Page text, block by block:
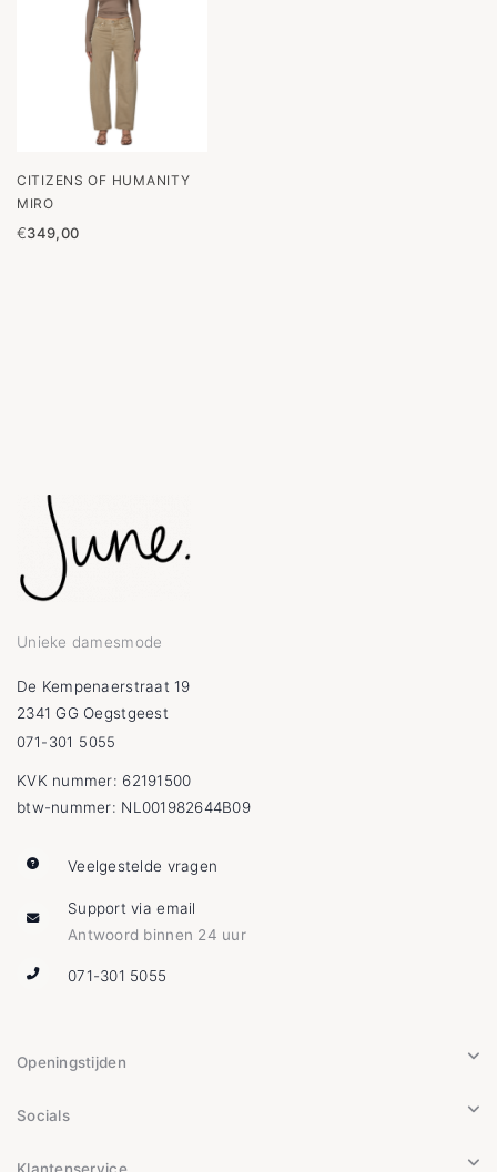
CITIZENS OF HUMANITY
MIRO
€349,00
Unieke damesmode
De Kempenaerstraat 19
2341 GG Oegstgeest
071-301 5055
KVK nummer: 62191500
btw-nummer: NL001982644B09
Veelgestelde vragen
Support via email
Antwoord binnen 24 uur
071-301 5055
Openingstijden
Socials
Klantenservice